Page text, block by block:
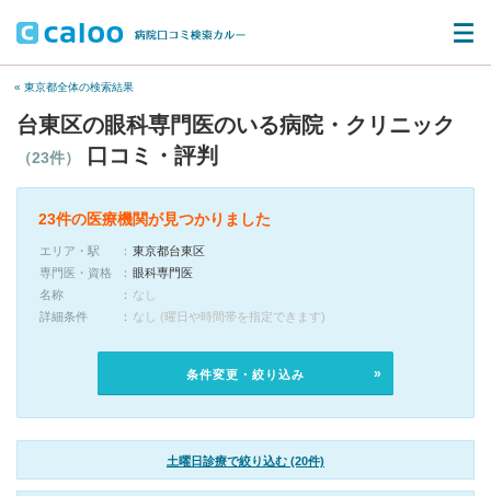
« 東京都全体の検索結果
台東区の眼科専門医のいる病院・クリニック
（23件） 口コミ・評判
23件の医療機関が見つかりました
エリア・駅
東京都台東区
専門医・資格
眼科専門医
名称
なし
詳細条件
なし (曜日や時間帯を指定できます)
条件変更・絞り込み
土曜日診療で絞り込む (20件)